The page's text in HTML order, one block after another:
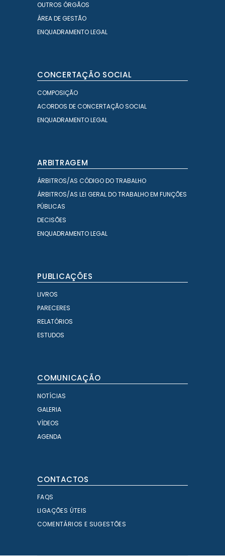
OUTROS ÓRGÃOS
ÁREA DE GESTÃO
ENQUADRAMENTO LEGAL
CONCERTAÇÃO SOCIAL
COMPOSIÇÃO
ACORDOS DE CONCERTAÇÃO SOCIAL
ENQUADRAMENTO LEGAL
ARBITRAGEM
ÁRBITROS/AS CÓDIGO DO TRABALHO
ÁRBITROS/AS LEI GERAL DO TRABALHO EM FUNÇÕES
PÚBLICAS
DECISÕES
ENQUADRAMENTO LEGAL
PUBLICAÇÕES
LIVROS
PARECERES
RELATÓRIOS
ESTUDOS
COMUNICAÇÃO
NOTÍCIAS
GALERIA
VÍDEOS
AGENDA
CONTACTOS
FAQS
LIGAÇÕES ÚTEIS
COMENTÁRIOS E SUGESTÕES